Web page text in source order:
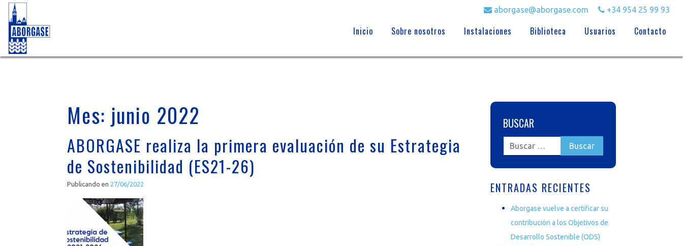
aborgase@aborgase.com +34 954 25 99 93
Inicio Sobre nosotros Instalaciones Biblioteca Usuarios Contacto
Mes: junio 2022
ABORGASE realiza la primera evaluación de su Estrategia
de Sostenibilidad (ES21-26)
Publicando en 27/06/2022
BUSCAR
ENTRADAS RECIENTES
Aborgase vuelve a certificar su
contribución a los Objetivos de
Desarrollo Sostenible (ODS)